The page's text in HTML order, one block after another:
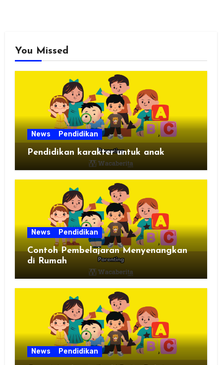
You Missed
News Pendidikan
Pendidikan karakter untuk anak
News Pendidikan
Contoh Pembelajaran Menyenangkan
di Rumah
News Pendidikan